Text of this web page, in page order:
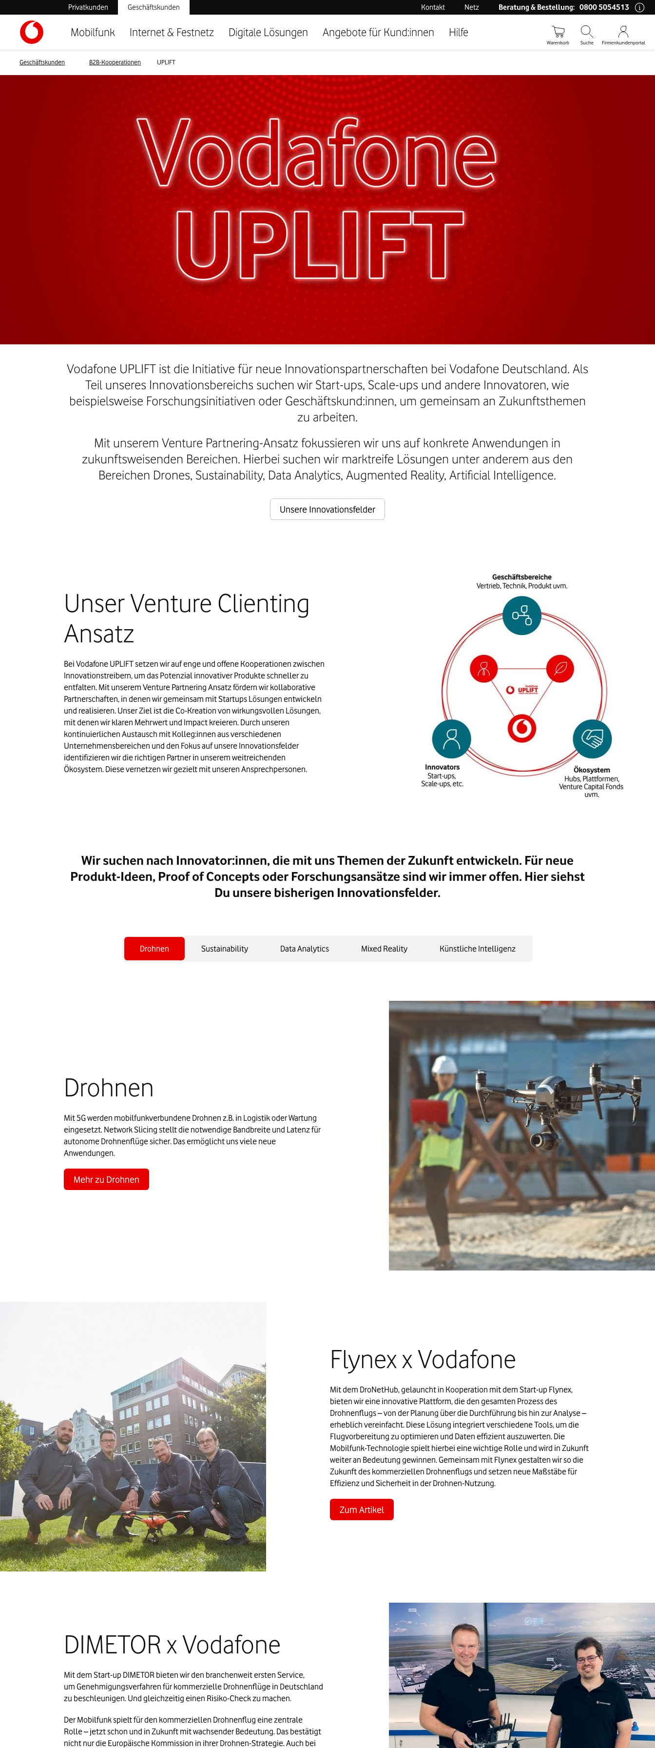
Mobilfunk Internet & Festnetz Digitale Lösungen Angebote für Kund:innen Hilfe
Warenkorb Suche Firmenkundenportal
Privatkunden Geschäftskunden Kontakt Netz Beratung & Bestellung: 0800 5054513
Geschäftskunden B2B-Kooperationen UPLIFT
Vodafone UPLIFT ist die Initiative für neue Innovationspartnerschaften bei Vodafone Deutschland. Als
Teil unseres Innovationsbereichs suchen wir Start-ups, Scale-ups und andere Innovatoren, wie
beispielsweise Forschungsinitiativen oder Geschäftskund:innen, um gemeinsam an Zukunftsthemen
zu arbeiten.
Mit unserem Venture Partnering-Ansatz fokussieren wir uns auf konkrete Anwendungen in
zukunftsweisenden Bereichen. Hierbei suchen wir marktreife Lösungen unter anderem aus den
Bereichen Drones, Sustainability, Data Analytics, Augmented Reality, Artificial Intelligence.
Unsere Innovationsfelder
Unser Venture Clienting
Ansatz
Bei Vodafone UPLIFT setzen wir auf enge und offene Kooperationen zwischen
Innovationstreibern, um das Potenzial innovativer Produkte schneller zu
entfalten. Mit unserem Venture Partnering Ansatz fördern wir kollaborative
Partnerschaften, in denen wir gemeinsam mit Startups Lösungen entwickeln
und realisieren. Unser Ziel ist die Co-Kreation von wirkungsvollen Lösungen,
mit denen wir klaren Mehrwert und Impact kreieren. Durch unseren
kontinuierlichen Austausch mit Kolleg:innen aus verschiedenen
Unternehmensbereichen und den Fokus auf unsere Innovationsfelder
identifizieren wir die richtigen Partner in unserem weitreichenden
Ökosystem. Diese vernetzen wir gezielt mit unseren Ansprechpersonen.
Wir suchen nach Innovator:innen, die mit uns Themen der Zukunft entwickeln. Für neue
Produkt-Ideen, Proof of Concepts oder Forschungsansätze sind wir immer offen. Hier siehst
Du unsere bisherigen Innovationsfelder.
Drohnen Sustainability Data Analytics Mixed Reality Künstliche Intelligenz
Drohnen
Mit 5G werden mobilfunkverbundene Drohnen z.B. in Logistik oder Wartung
eingesetzt. Network Slicing stellt die notwendige Bandbreite und Latenz für
autonome Drohnenflüge sicher. Das ermöglicht uns viele neue
Anwendungen.
Mehr zu Drohnen
Flynex x Vodafone
Mit dem DroNetHub, gelauncht in Kooperation mit dem Start-up Flynex,
bieten wir eine innovative Plattform, die den gesamten Prozess des
Drohnenflugs – von der Planung über die Durchführung bis hin zur Analyse –
erheblich vereinfacht. Diese Lösung integriert verschiedene Tools, um die
Flugvorbereitung zu optimieren und Daten effizient auszuwerten. Die
Mobilfunk-Technologie spielt hierbei eine wichtige Rolle und wird in Zukunft
weiter an Bedeutung gewinnen. Gemeinsam mit Flynex gestalten wir so die
Zukunft des kommerziellen Drohnenflugs und setzen neue Maßstäbe für
Effizienz und Sicherheit in der Drohnen-Nutzung.
Zum Artikel
DIMETOR x Vodafone
Mit dem Start-up DIMETOR bieten wir den branchenweit ersten Service,
um Genehmigungsverfahren für kommerzielle Drohnenflüge in Deutschland
zu beschleunigen. Und gleichzeitig einen Risiko-Checkzu machen.
Der Mobilfunk spielt für den kommerziellen Drohnenflug eine zentrale
Rolle – jetzt schon und in Zukunft mit wachsender Bedeutung. Das bestätigt
nicht nur die Europäische Kommission in ihrer Drohnen-Strategie. Auch bei